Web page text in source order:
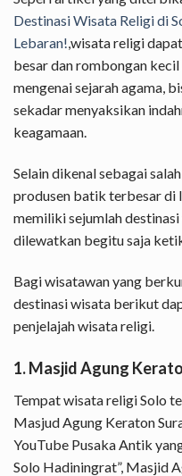
Destinasi Wisata Religi di
Lebaran!,wisata religi
besar dan rombongan
mengenai sejarah agama,
sekadar menyaksikan
keagamaan.
Selain dikenal sebagai
produsen batik terbesar di
memiliki sejumlah
dilewatkan begitu saja
Bagi wisatawan yang
destinasi wisata berikut
penjelajah wisata religi.
1. Masjid Agung
Tempat wisata religi Solo
Masjud Agung Keraton
YouTube Pusaka Antik
Solo Hadiningrat”, Masjid